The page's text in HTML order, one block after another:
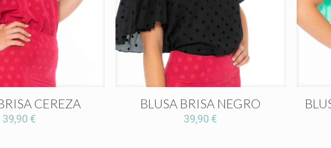
CEREZA
39,90€
BLUSA BRISA NEGRO
39,90€